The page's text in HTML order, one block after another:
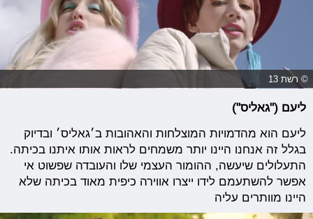
© רשת 13
ליעם ("גאליס")
ליעם הוא מהדמויות המוצלחות והאהובות ב׳גאליס׳ ובדיוק
בגלל זה אנחנו היינו יותר משמחים לראות אותו איתנו בכיתה.
התעלולים שיעשה, ההומור העצמי שלו והעובדה שפשוט אי
אפשר להשתעמם לידו ייצרו אווירה כיפית מאוד בכיתה שלא
היינו מוותרים עליה